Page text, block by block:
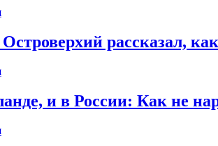
рассказал,
и в России: Как не